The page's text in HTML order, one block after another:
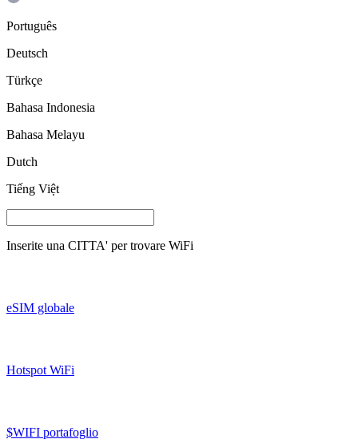
Português
Deutsch
Türkçe
Bahasa Indonesia
Bahasa Melayu
Dutch
Tiếng Việt
Inserite una CITTA' per trovare WiFi
eSIM globale
Hotspot WiFi
$WIFI portafoglio